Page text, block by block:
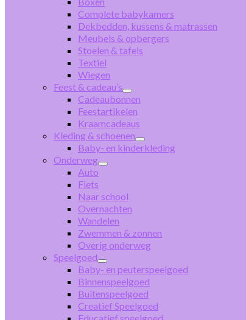
Complete babykamers
Dekbedden, kussens & matrassen
Meubels & opbergers
Stoelen & tafels
Textiel
Wiegen
Feest & cadeau’s
Cadeaubonnen
Feestartikelen
Kraamcadeaus
Kleding & schoenen
Baby- en kinderkleding
Onderweg
Auto
Fiets
Naar school
Overnachten
Wandelen
Zwemmen & zonnen
Overig onderweg
Speelgoed
Baby- en peuterspeelgoed
Binnenspeelgoed
Buitenspeelgoed
Creatief Speelgoed